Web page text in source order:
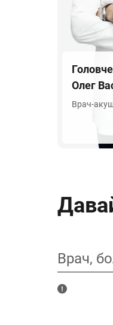
Олег
Врач-
Врач,